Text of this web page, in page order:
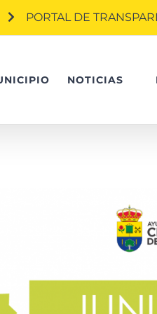
PORTAL DE
NOTICIAS